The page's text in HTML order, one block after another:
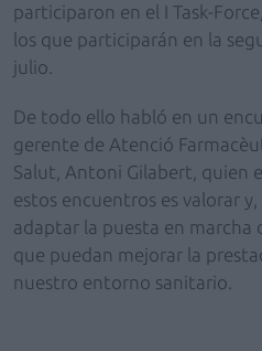
participaron en el I Task-
los que participarán en la
julio.
De todo ello habló en un
gerente de Atenció
Salut , Antoni Gilabert, quien
estos encuentros es valorar y,
adaptar la puesta en marcha
que puedan mejorar la
nuestro entorno sanitario.